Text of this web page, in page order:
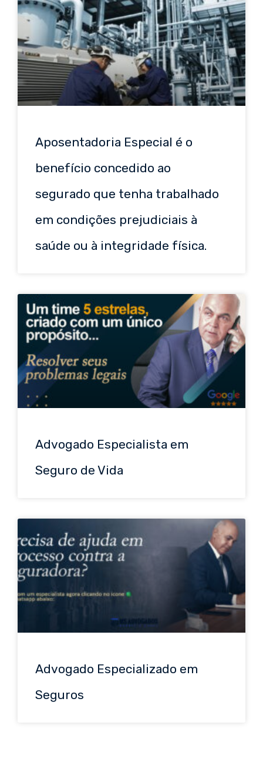
Aposentadoria Especial é o
benefício concedido ao
segurado que tenha trabalhado
em condições prejudiciais à
saúde ou à integridade física.
Advogado Especialista em
Seguro de Vida
Advogado Especializado em
Seguros